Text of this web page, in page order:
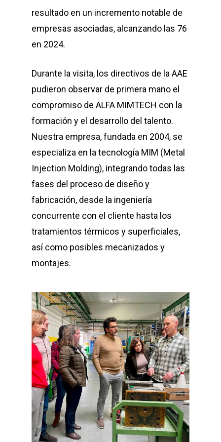
resultado en un incremento notable de
empresas asociadas, alcanzando las 76
en 2024.
Durante la visita, los directivos de la AAE
pudieron observar de primera mano el
compromiso de ALFA MIMTECH con la
formación y el desarrollo del talento.
Nuestra empresa, fundada en 2004, se
especializa en la tecnología MIM (Metal
Injection Molding), integrando todas las
fases del proceso de diseño y
fabricación, desde la ingeniería
concurrente con el cliente hasta los
tratamientos térmicos y superficiales,
así como posibles mecanizados y
montajes.